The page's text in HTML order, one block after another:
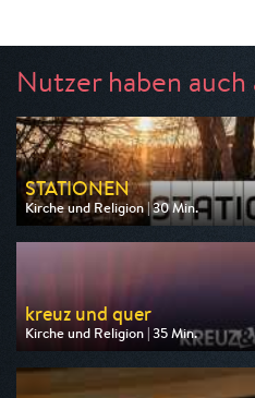
Nutzer haben auch
STATIONEN
Kirche und Religion | 30 Min.
Ausgestrahlt von BR
am 12.08.2026, 19:00
kreuz und quer
Kirche und Religion | 35 Min.
Ausgestrahlt von ARD alpha
am 10.08.2026, 13:30